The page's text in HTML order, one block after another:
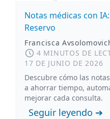
Notas médicas con
Reservo
Francisca
4 MINUTOS DE
17 DE JUNIO DE 2026
Descubre cómo las
a ahorrar tiempo,
mejorar cada consulta.
Seguir leyendo ➔